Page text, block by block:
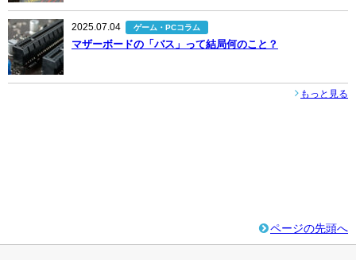
2025.07.04 ゲーム・PCコラム
マザーボードの「バス」って結局何のこと？
もっと見る
ページの先頭へ